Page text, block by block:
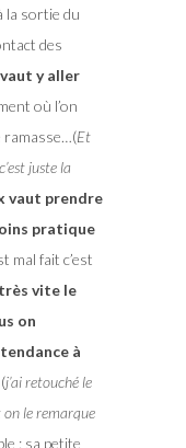
la sortie du
des
y aller
où l’on
ramasse…(Et
juste la
vaut prendre
pratique
mal fait c’est
vite le
on
à
(j’ai retouché le
le remarque
: sa petite